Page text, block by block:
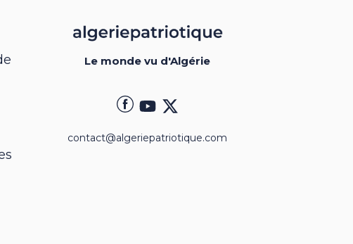
Le monde vu d'Algérie
contact@algeriepatriotique.com